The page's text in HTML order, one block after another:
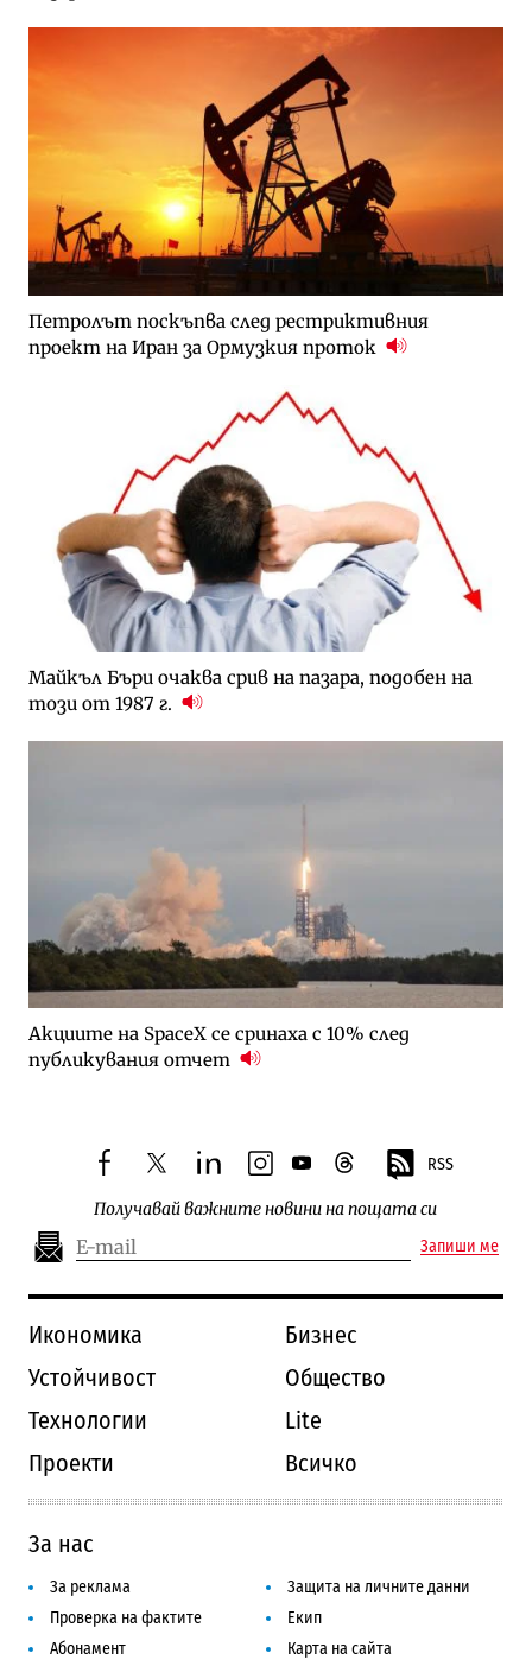
Петролът поскъпва след рестриктивния
проект на Иран за Ормузкия проток
Майкъл Бъри очаква срив на пазара, подобен на
този от 1987 г.
Акциите на SpaceX се сринаха с 10% след
публикувания отчет
facebooktwitterlinkedininstagram
youtubethreads RSS
Получавай важните новини на пощата си
Запиши ме
Икономика
Бизнес
Устойчивост
Общество
Технологии
Lite
Проекти
Всичко
За нас
За реклама
Защита на личните данни
Проверка на фактите
Екип
Абонамент
Карта на сайта